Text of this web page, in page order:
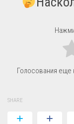
Голосования еще
SHARE